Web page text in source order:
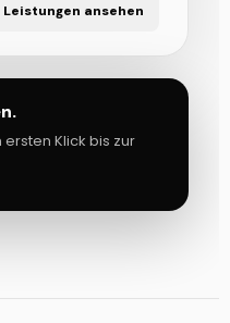
Leistungen ansehen
Klick bis zur